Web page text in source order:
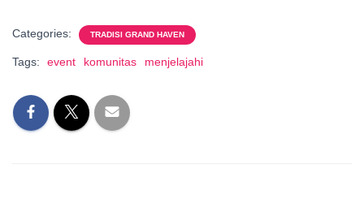
Categories: TRADISI GRAND HAVEN
Tags: event komunitas menjelajahi